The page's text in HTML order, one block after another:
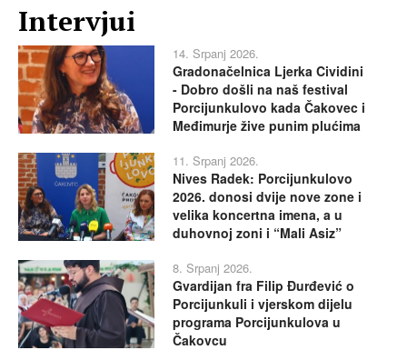
Intervjui
14. Srpanj 2026.
Gradonačelnica Ljerka Cividini
- Dobro došli na naš festival
Porcijunkulovo kada Čakovec i
Međimurje žive punim plućima
11. Srpanj 2026.
Nives Radek: Porcijunkulovo
2026. donosi dvije nove zone i
velika koncertna imena, a u
duhovnoj zoni i “Mali Asiz”
8. Srpanj 2026.
Gvardijan fra Filip Đurđević o
Porcijunkuli i vjerskom dijelu
programa Porcijunkulova u
Čakovcu